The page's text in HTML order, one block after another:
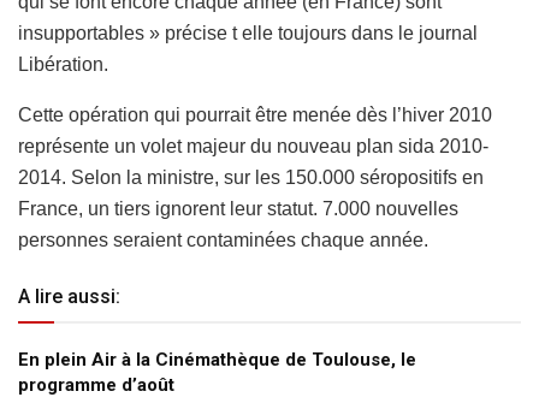
insupportables » précise t elle toujours dans le journal
Libération.
Cette opération qui pourrait être menée dès l’hiver 2010
représente un volet majeur du nouveau plan sida 2010-
2014. Selon la ministre, sur les 150.000 séropositifs en
France, un tiers ignorent leur statut. 7.000 nouvelles
personnes seraient contaminées chaque année.
A lire aussi:
En plein Air à la Cinémathèque de Toulouse, le
programme d’août